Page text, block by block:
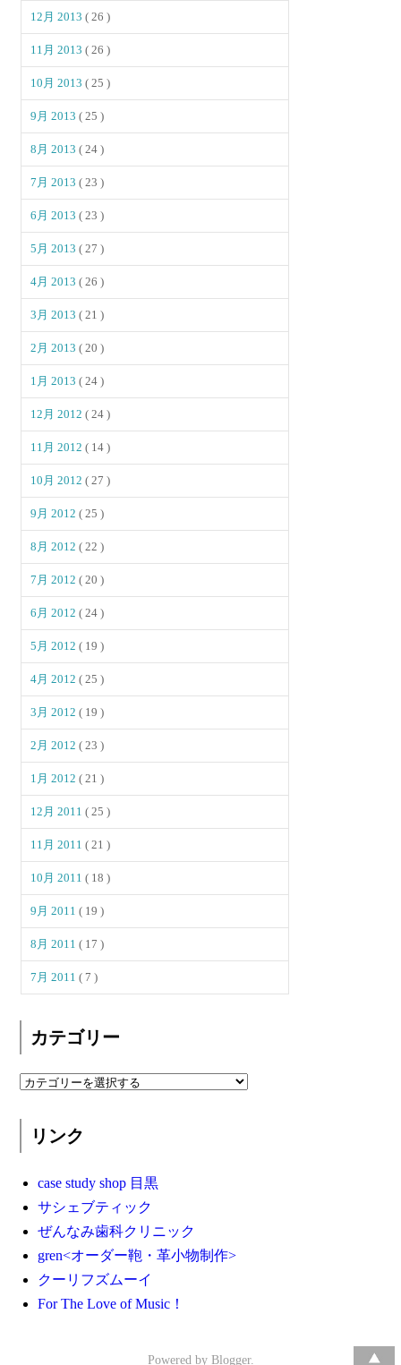
12月 2013( 26 )
11月 2013( 26 )
10月 2013( 25 )
9月 2013( 25 )
8月 2013( 24 )
7月 2013( 23 )
6月 2013( 23 )
5月 2013( 27 )
4月 2013( 26 )
3月 2013( 21 )
2月 2013( 20 )
1月 2013( 24 )
12月 2012( 24 )
11月 2012( 14 )
10月 2012( 27 )
9月 2012( 25 )
8月 2012( 22 )
7月 2012( 20 )
6月 2012( 24 )
5月 2012( 19 )
4月 2012( 25 )
3月 2012( 19 )
2月 2012( 23 )
1月 2012( 21 )
12月 2011( 25 )
11月 2011( 21 )
10月 2011( 18 )
9月 2011( 19 )
8月 2011( 17 )
7月 2011( 7 )
カテゴリー
リンク
case study shop 目黒
サシェブティック
ぜんなみ歯科クリニック
gren<オーダー鞄・革小物制作>
クーリフズムーイ
For The Love of Music！
Powered by Blogger.